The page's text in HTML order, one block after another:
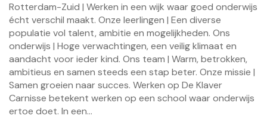
Rotterdam-Zuid | Werken in een wijk waar goed onderwijs
écht verschil maakt. Onze leerlingen | Een diverse
populatie vol talent, ambitie en mogelijkheden. Ons
onderwijs | Hoge verwachtingen, een veilig klimaat en
aandacht voor ieder kind. Ons team | Warm, betrokken,
ambitieus en samen steeds een stap beter. Onze missie |
Samen groeien naar succes. Werken op De Klaver
Carnisse betekent werken op een school waar onderwijs
ertoe doet. In een...